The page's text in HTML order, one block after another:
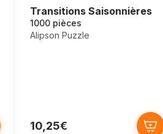
Transitions Saisonnières
1000 pièces
Alipson Puzzle
10,25€